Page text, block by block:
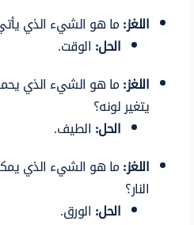
اللغز:ما هو الشيء الذي
الحل: الوقت.
اللغز:ما هو الشيء الذي
يتغير لونه؟
الحل: الطيف.
اللغز:ما هو الشيء الذي
النار؟
الحل: الورق.